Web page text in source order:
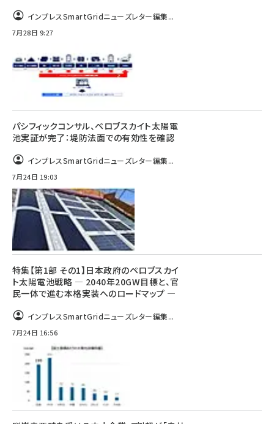
インプレスSmartGridニューズレター編集...
7月28日 9:27
パシフィックコンサル、ペロブスカイト太陽電
池実証が完了：堤防法面での有効性を確認
インプレスSmartGridニューズレター編集...
7月24日 19:03
特集【第1部 その1】日本政府のペロブスカイ
ト太陽電池戦略 ― 2040年20GW目標と、官
民一体で進む本格実装へのロードマップ ―
インプレスSmartGridニューズレター編集...
7月24日 16:56